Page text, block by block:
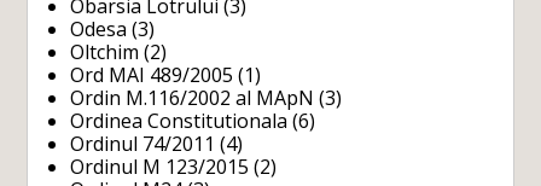
Obarsia Lotrului (3)
Odesa (3)
Oltchim (2)
Ord MAI 489/2005 (1)
Ordin M.116/2002 al MApN (3)
Ordinea Constitutionala (6)
Ordinul 74/2011 (4)
Ordinul M 123/2015 (2)